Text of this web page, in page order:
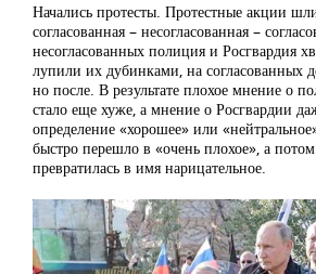
Начались протесты. Протестные акции
согласованная – несогласованная –
несогласованных полиция и Росгвардия
лупили их дубинками, на согласованных
но после. В результате плохое мнение о
стало еще хуже, а мнение о Росгвардии
определение «хорошее» или
быстро перешло в «очень плохое», а
превратилась в имя нарицательное.